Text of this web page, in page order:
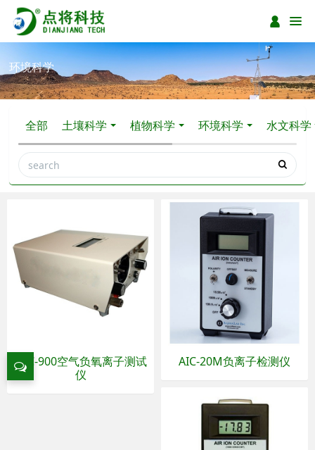
环境科学
全部 土壤科学 植物科学 环境科学 水文科学
KEC-900空气负氧离子测试
仪
AIC-20M负离子检测仪